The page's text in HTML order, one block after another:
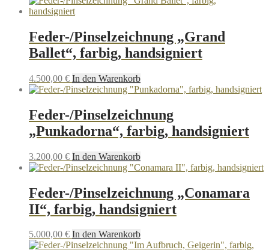
Feder-/Pinselzeichnung „Grand
Ballet“, farbig, handsigniert
4.500,00 € In den Warenkorb
Feder-/Pinselzeichnung
„Punkadorna“, farbig, handsigniert
3.200,00 € In den Warenkorb
Feder-/Pinselzeichnung „Conamara
II“, farbig, handsigniert
5.000,00 € In den Warenkorb